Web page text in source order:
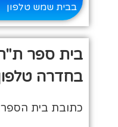
בבית שמש טלפון
בית ספר
בחדרה טלפון
כתובת בית הספר: